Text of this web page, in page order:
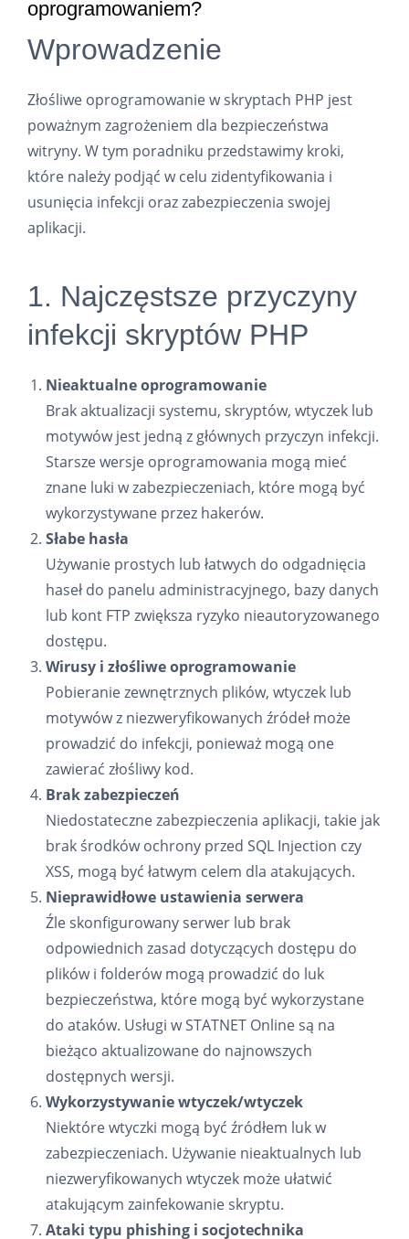
oprogramowaniem?
Wprowadzenie
Złośliwe oprogramowanie w skryptach PHP jest
poważnym zagrożeniem dla bezpieczeństwa
witryny. W tym poradniku przedstawimy kroki,
które należy podjąć w celu zidentyfikowania i
usunięcia infekcji oraz zabezpieczenia swojej
aplikacji.
1. Najczęstsze przyczyny
infekcji skryptów PHP
Nieaktualne oprogramowanie
Brak aktualizacji systemu, skryptów, wtyczek lub
motywów jest jedną z głównych przyczyn infekcji.
Starsze wersje oprogramowania mogą mieć
znane luki w zabezpieczeniach, które mogą być
wykorzystywane przez hakerów.
Słabe hasła
Używanie prostych lub łatwych do odgadnięcia
haseł do panelu administracyjnego, bazy danych
lub kont FTP zwiększa ryzyko nieautoryzowanego
dostępu.
Wirusy i złośliwe oprogramowanie
Pobieranie zewnętrznych plików, wtyczek lub
motywów z niezweryfikowanych źródeł może
prowadzić do infekcji, ponieważ mogą one
zawierać złośliwy kod.
Brak zabezpieczeń
Niedostateczne zabezpieczenia aplikacji, takie jak
brak środków ochrony przed SQL Injection czy
XSS, mogą być łatwym celem dla atakujących.
Nieprawidłowe ustawienia serwera
Źle skonfigurowany serwer lub brak
odpowiednich zasad dotyczących dostępu do
plików i folderów mogą prowadzić do luk
bezpieczeństwa, które mogą być wykorzystane
do ataków. Usługi w STATNET Online są na
bieżąco aktualizowane do najnowszych
dostępnych wersji.
Wykorzystywanie wtyczek/wtyczek
Niektóre wtyczki mogą być źródłem luk w
zabezpieczeniach. Używanie nieaktualnych lub
niezweryfikowanych wtyczek może ułatwić
atakującym zainfekowanie skryptu.
Ataki typu phishing i socjotechnika